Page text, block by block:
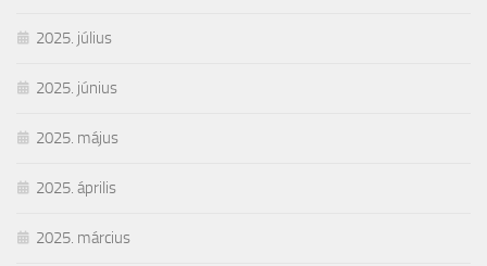
2025. július
2025. június
2025. május
2025. április
2025. március